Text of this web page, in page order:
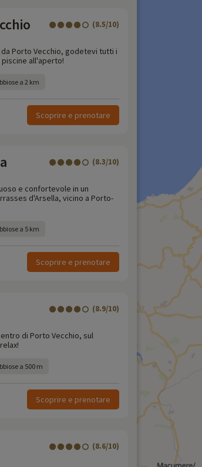
(8.5/10)
Porto Vecchio, godetevi tutti i
all'aperto!
a 2 km
Scoprire e prenotare
(8.3/10)
e confortevole in un
d'Arsella, vicino a Porto-
a 5 km
Scoprire e prenotare
(8.9/10)
di Porto Vecchio, sul
a 500 m
Scoprire e prenotare
(8.6/10)